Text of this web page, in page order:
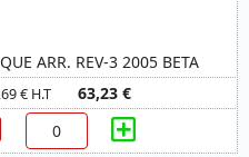
ARR. REV-3 2005 BETA
€ H.T 63,23 €